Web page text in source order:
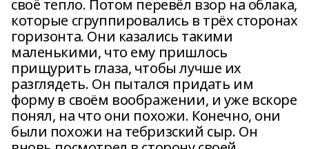
своё тепло. Потом перевёл взор на облака,
которые сгруппировались в трёх сторонах
горизонта. Они казались такими
маленькими, что ему пришлось
прищурить глаза, чтобы лучше их
разглядеть. Он пытался придать им
форму в своём воображении, и уже вскоре
понял, на что они похожи. Конечно, они
были похожи на тебризский сыр. Он